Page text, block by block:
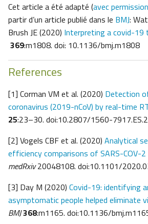
Cet article a été adapté (avec permission
partir d’un article publié dans le BMJ:
Brush JE (2020) Interpreting a covid-
369:m1808. doi: 10.1136/bmj.m1808
References
[1] Corman VM et al. (2020) Detection
coronavirus (2019-nCoV) by real-time
25:23–30. doi:10.2807/1560-
[2] Vogels CBF et al. (2020) Analytical
efficiency comparisons of SARS-COV-2
medRxiv20048108. doi:10.1101/
[3] Day M (2020) Covid-19: identifying
asymptomatic people helped eliminate
BMJ368:m1165. doi:10.1136/